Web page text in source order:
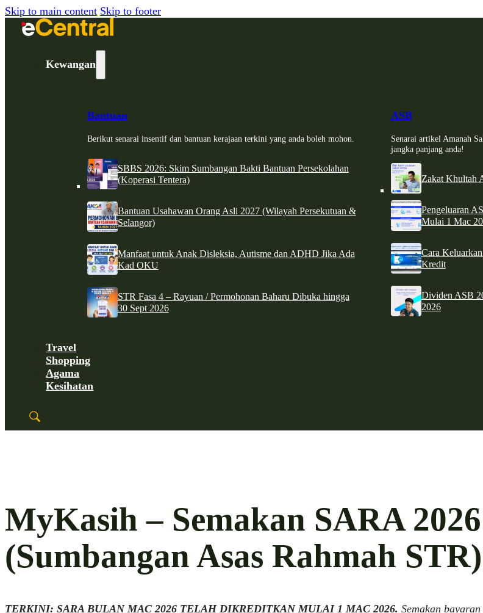
Skip to main content Skip to footer
Kewangan
Bantuan
Berikut senarai insentif dan bantuan kerajaan terkini yang anda boleh mohon.
SBBS 2026: Skim Sumbangan Bakti Bantuan Persekolahan
(Koperasi Tentera)
Bantuan Usahawan Orang Asli 2027 (Wilayah Persekutuan &
Selangor)
Manfaat untuk Anak Disleksia, Autisme dan ADHD Jika Ada
Kad OKU
STR Fasa 4 – Rayuan / Permohonan Baharu Dibuka hingga
30 Sept 2026
ASB
Senarai artikel Amanah
jangka panjang anda!
Zakat Khultah
Pengeluaran
Mulai 1 Mac
Cara
Kredit
Dividen ASB
2026
Travel
Shopping
Agama
Kesihatan
MyKasih – Semakan SARA 2026
(Sumbangan Asas Rahmah STR)
TERKINI: SARA BULAN MAC 2026 TELAH DIKREDITKAN MULAI 1 MAC 2026. Semakan